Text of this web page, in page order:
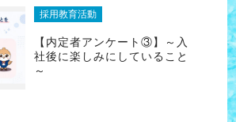
採用教育活動
【内定者アンケート③】～入
社後に楽しみにしていること
～